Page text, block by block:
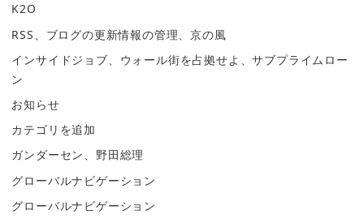
K2O
RSS、ブログの更新情報の管理、京の風
インサイドジョブ、ウォール街を占拠せよ、サブプライムロー
ン
お知らせ
カテゴリを追加
ガンダーセン、野田総理
グローバルナビゲーション
グローバルナビゲーション